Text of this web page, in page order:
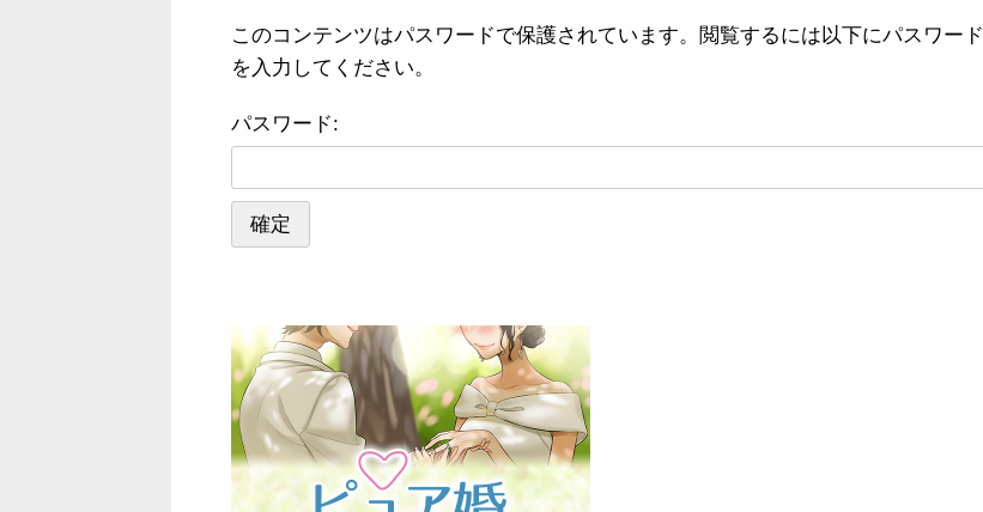
このコンテンツはパスワードで保護されています。閲覧するには以下にパスワード
を入力してください。
パスワード: